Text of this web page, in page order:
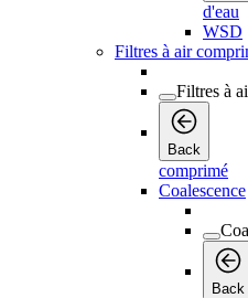
d'eau
WSD
Filtres à air
Filtres à
Back
comprimé
Coalescence
Back